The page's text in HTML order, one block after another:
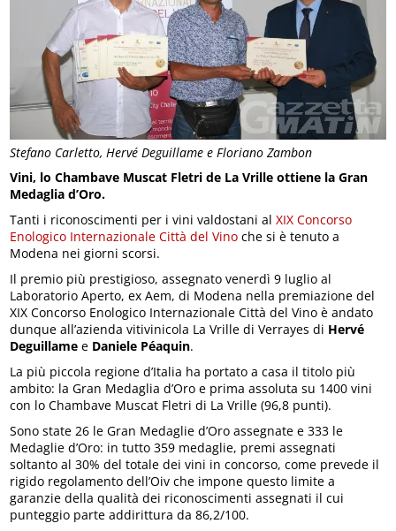
Stefano Carletto, Hervé Deguillame e Floriano Zambon
Vini, lo Chambave Muscat Fletri de La Vrille ottiene la Gran
Medaglia d’Oro.
Tanti i riconoscimenti per i vini valdostani alXIX Concorso
Enologico Internazionale Città del Vino che si è tenuto a
Modena nei giorni scorsi.
Il premio più prestigioso, assegnato venerdì 9 luglio al
Laboratorio Aperto, ex Aem, di Modena nella premiazione del
XIX Concorso Enologico Internazionale Città del Vino è andato
dunque all’azienda vitivinicola La Vrille di Verrayes di Hervé
Deguillame e Daniele Péaquin.
La più piccola regione d’Italia ha portato a casa il titolo più
ambito: la Gran Medaglia d’Oro e prima assoluta su 1400 vini
con lo Chambave Muscat Fletri di La Vrille (96,8 punti).
Sono state 26 le Gran Medaglie d’Oro assegnate e 333 le
Medaglie d’Oro: in tutto 359 medaglie, premi assegnati
soltanto al 30% del totale dei vini in concorso, come prevede il
rigido regolamento dell’Oiv che impone questo limite a
garanzie della qualità dei riconoscimenti assegnati il cui
punteggio parte addirittura da 86,2/100.